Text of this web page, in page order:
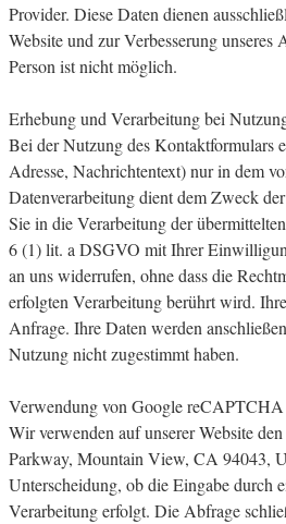
Provider. Diese Daten dienen
Website und zur Verbesserung
Person ist nicht möglich.
Erhebung und Verarbeitung bei
Bei der Nutzung des Kontaktformulars
Adresse, Nachrichtentext) nur in dem
Datenverarbeitung dient dem Zweck
Sie in die Verarbeitung der
6 (1) lit. a DSGVO mit Ihrer
an uns widerrufen, ohne dass die
erfolgten Verarbeitung berührt wird.
Anfrage. Ihre Daten werden
Nutzung nicht zugestimmt haben.
Verwendung von Google reCAPTCHA
Wir verwenden auf unserer Website
Parkway, Mountain View, CA 94043,
Unterscheidung, ob die Eingabe durch
Verarbeitung erfolgt. Die Abfrage